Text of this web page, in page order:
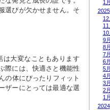
選びが欠かせません。そ
は大変なこともあります
際には、快適さと機能性
の体にぴったりフィット
ザーにとっては最適な選
1月
2025
12
11
10
9月
8月
7月
6月
5月
4月
3月
2月
1月
2024